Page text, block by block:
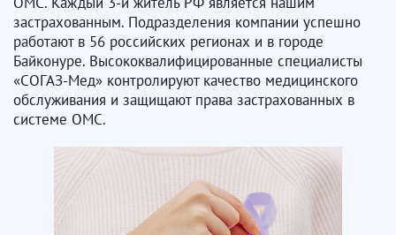
застрахованным. Подразделения компании успешно
работают в 56 российских регионах и в городе
Байконуре. Высококвалифицированные специалисты
«СОГАЗ-Мед» контролируют качество медицинского
обслуживания и защищают права застрахованных в
системе ОМС.